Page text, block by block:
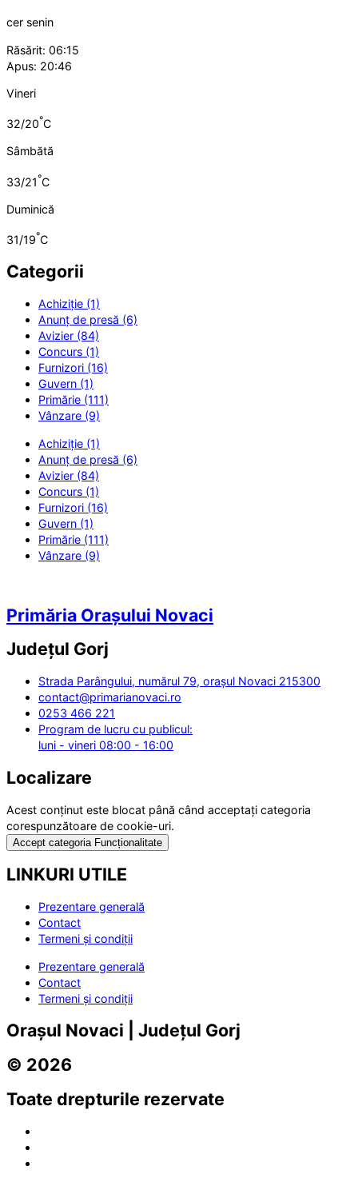
cer senin
Răsărit: 06:15
Apus: 20:46
Vineri
32/20°C
Sâmbătă
33/21°C
Duminică
31/19°C
Categorii
Achiziție (1)
Anunț de presă (6)
Avizier (84)
Concurs (1)
Furnizori (16)
Guvern (1)
Primărie (111)
Vânzare (9)
Achiziție (1)
Anunț de presă (6)
Avizier (84)
Concurs (1)
Furnizori (16)
Guvern (1)
Primărie (111)
Vânzare (9)
Primăria Orașului Novaci
Județul Gorj
Strada Parângului, numărul 79, orașul Novaci 215300
contact@primarianovaci.ro
0253 466 221
Program de lucru cu publicul:
luni - vineri 08:00 - 16:00
Localizare
Acest conținut este blocat până când acceptați categoria
corespunzătoare de cookie-uri.
Accept categoria Funcționalitate
LINKURI UTILE
Prezentare generală
Contact
Termeni și condiții
Prezentare generală
Contact
Termeni și condiții
Orașul Novaci | Județul Gorj
© 2026
Toate drepturile rezervate